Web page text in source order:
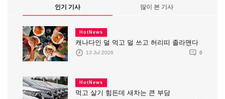
인기 기사 많이 본 기사
HotNews
캐나다인 덜 먹고 덜 쓰고 허리띠 졸라맨다
13 Jul 2026 0
HotNews
먹고 살기 힘든데 새차는 큰 부담